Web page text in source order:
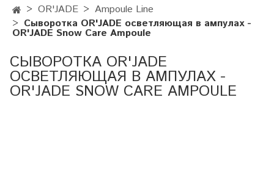
OR'JADE
Ampoule Line
Сыворотка OR'JADE осветляющая в ампулах -
OR'JADE Snow Care Ampoule
СЫВОРОТКА OR'JADE
ОСВЕТЛЯЮЩАЯ В АМПУЛАХ -
OR'JADE SNOW CARE AMPOULE